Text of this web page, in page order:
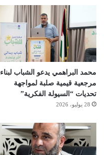
محمد البراهمي يدعو الشباب لبناء
مرجعية قيمية صلبة لمواجهة
تحديات “السيولة الفكرية”
28 يوليو، 2026